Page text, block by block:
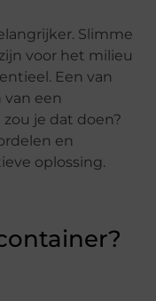
Slimme
voor het milieu
Een van
een
je dat doen?
en
oplossing.